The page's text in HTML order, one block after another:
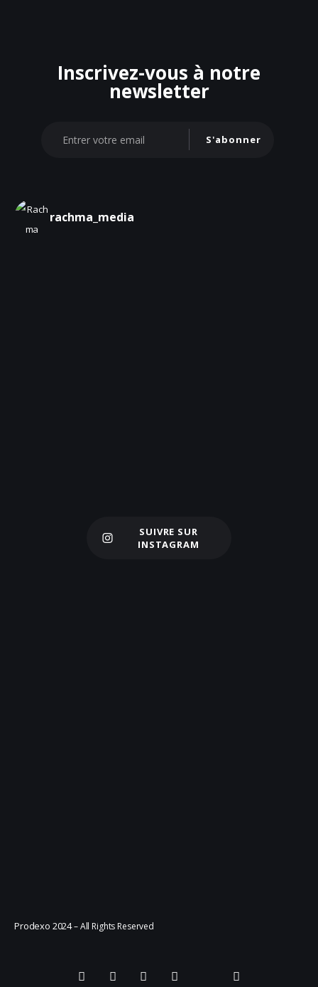
Inscrivez-vous à notre
newsletter
S'abonner
rachma_media
Charger plus
SUIVRE SUR
INSTAGRAM
Prodexo 2024– All Rights Reserved